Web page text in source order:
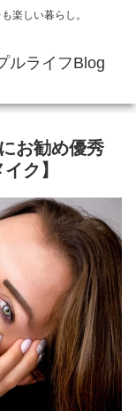
楽しい暮らし。
ルライフBlog
お勧め優秀
ク】